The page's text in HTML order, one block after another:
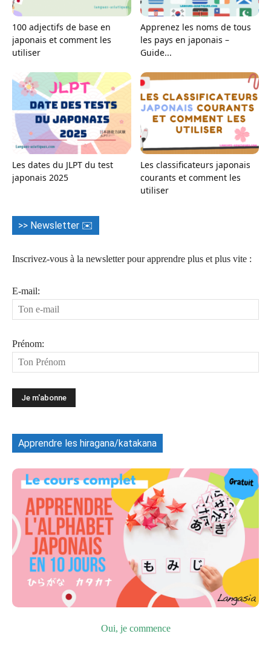
100 adjectifs de base en
japonais et comment les
utiliser
Apprenez les noms de tous
les pays en japonais –
Guide...
Les dates du JLPT du test
japonais 2025
Les classificateurs japonais
courants et comment les
utiliser
>> Newsletter ✉️
Inscrivez-vous à la newsletter pour apprendre plus et plus vite :
E-mail:
Prénom:
Apprendre les hiragana/katakana
Oui, je commence